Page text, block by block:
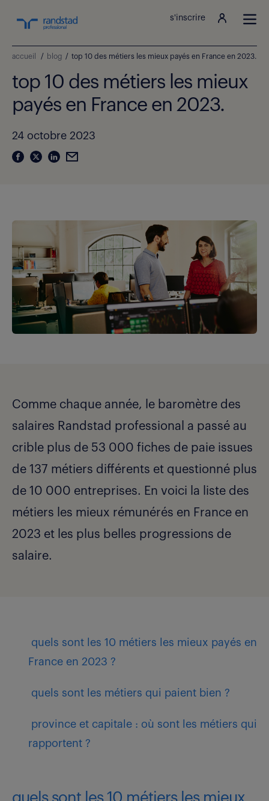
s'inscrire
accueil / blog / top 10 des métiers les mieux payés en France en 2023.
top 10 des métiers les mieux
payés en France en 2023.
24 octobre 2023
Comme chaque année, le baromètre des
salaires Randstad professional a passé au
crible plus de 53 000 fiches de paie issues
de 137 métiers différents et questionné plus
de 10 000 entreprises. En voici la liste des
métiers les mieux rémunérés en France en
2023 et les plus belles progressions de
salaire.
quels sont les 10 métiers les mieux payés en
France en 2023 ?
quels sont les métiers qui paient bien ?
province et capitale : où sont les métiers qui
rapportent ?